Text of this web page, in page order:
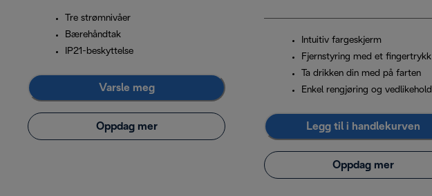
Tre strømnivåer
Bærehåndtak
IP21-beskyttelse
Varsle meg
Oppdag mer
Intuitiv fargeskjerm
Fjernstyring med et fingertrykk
Ta drikken din med på farten
Enkel rengjøring og vedlikehold
Legg til i handlekurven
Oppdag mer